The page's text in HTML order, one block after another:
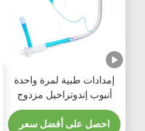
إمدادات طبية لمرة واحدة
أنبوب إندوتراخيل مزدوج
الضوء مع كيس PU رقيق
احصل على أفضل سعر